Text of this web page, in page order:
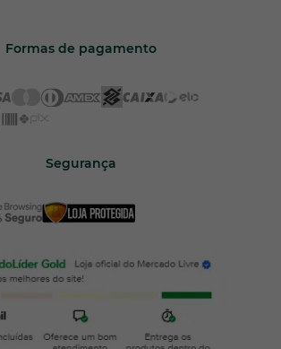
Formas de pagamento
Segurança